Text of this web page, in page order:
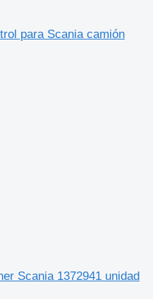
para Scania camión
Scania 1372941 unidad